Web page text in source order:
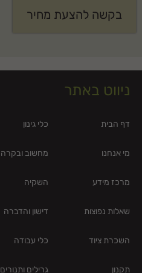
בקשה להצעת מחיר
ניווט באתר
דף הבית
מי אנחנו
מרכז מידע
שאלות נפוצות
השכרת ציוד
תקנון
כלי גינון
מחשוב ובקרה
השקיה
דישון והדברה
כלי עבודה
גרילים ותנורים